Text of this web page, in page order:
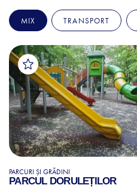
MIX TRANSPORT
PARCURI ȘI GRĂDINI
PARCUL DORULEȚILOR